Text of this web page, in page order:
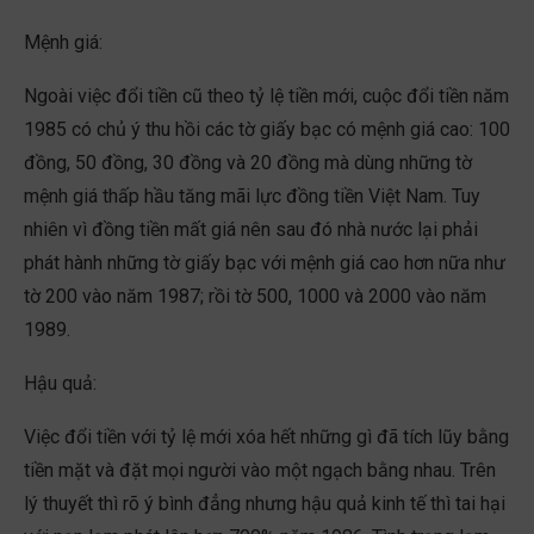
Mệnh giá:
Ngoài việc đổi tiền cũ theo tỷ lệ tiền mới, cuộc đổi tiền năm
1985 có chủ ý thu hồi các tờ giấy bạc có mệnh giá cao: 100
đồng, 50 đồng, 30 đồng và 20 đồng mà dùng những tờ
mệnh giá thấp hầu tăng mãi lực đồng tiền Việt Nam. Tuy
nhiên vì đồng tiền mất giá nên sau đó nhà nước lại phải
phát hành những tờ giấy bạc với mệnh giá cao hơn nữa như
tờ 200 vào năm 1987; rồi tờ 500, 1000 và 2000 vào năm
1989.
Hậu quả:
Việc đổi tiền với tỷ lệ mới xóa hết những gì đã tích lũy bằng
tiền mặt và đặt mọi người vào một ngạch bằng nhau. Trên
lý thuyết thì rõ ý bình đẳng nhưng hậu quả kinh tế thì tai hại